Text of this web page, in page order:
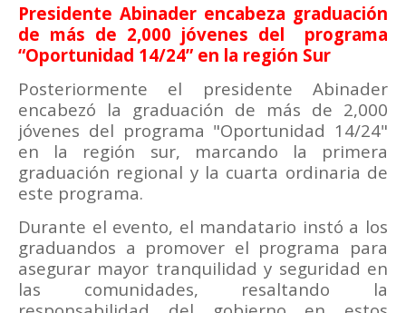
Presidente Abinader encabeza graduación
de más de 2,000 jóvenes del
programa
“Oportunidad 14/24” en la región Sur
Posteriormente el presidente Abinader
encabezó la graduación de más de 2,000
jóvenes del programa "Oportunidad 14/24"
en la región sur, marcando la primera
graduación regional y la cuarta ordinaria de
este programa.
Durante el evento, el mandatario instó a los
graduandos a promover el programa para
asegurar mayor tranquilidad y seguridad en
las comunidades, resaltando la